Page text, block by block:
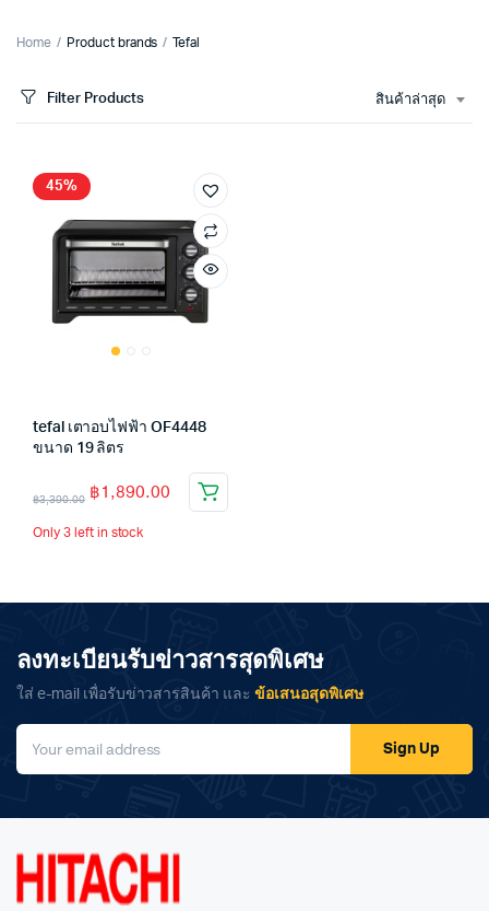
Home Product brands Tefal
Filter Products สินค้าล่าสุด
45%
tefal เตาอบไฟฟ้า OF4448
ขนาด 19 ลิตร
฿3,390.00 ฿1,890.00
Only 3 left in stock
ลงทะเบียนรับข่าวสารสุดพิเศษ
ใส่ e-mail เพื่อรับข่าวสารสินค้า และข้อเสนอสุดพิเศษ
Sign Up